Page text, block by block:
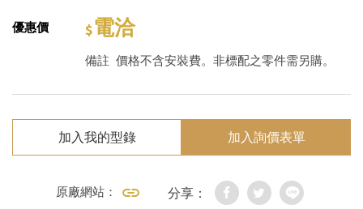
優惠價 電洽
備註 價格不含安裝費。非標配之零件需另購。
加入我的型錄 加入詢價表單
原廠網站： 分享：